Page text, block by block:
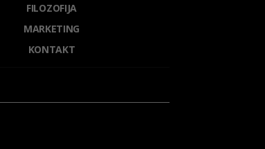
FILOZOFIJA
MARKETING
KONTAKT